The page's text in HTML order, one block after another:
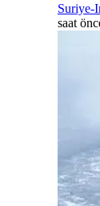
Suriye-
saat